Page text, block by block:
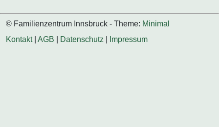
© Familienzentrum Innsbruck - Theme: Minimal
Kontakt| AGB Datenschutz Impressum